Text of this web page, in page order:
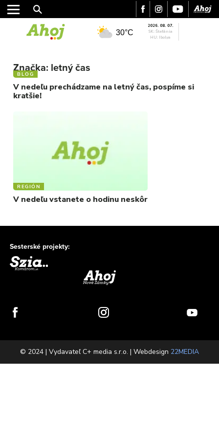
KULTÚRA
30°C
2026. 08. 07.
SK: Štefánia
HU: Ibolya
Značka: letný čas
BLOG
V nedeľu prechádzame na letný čas, pospíme si
kratšie!
REGIÓN
V nedeľu vstanete o hodinu neskôr
Sesterské projekty:
© 2024 | Vydavateľ C+ media s.r.o. | Webdesign 22MEDIA